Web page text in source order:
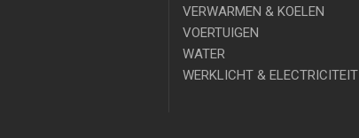
VERWARMEN & KOELEN
VOERTUIGEN
WATER
WERKLICHT & ELECTRICITEIT